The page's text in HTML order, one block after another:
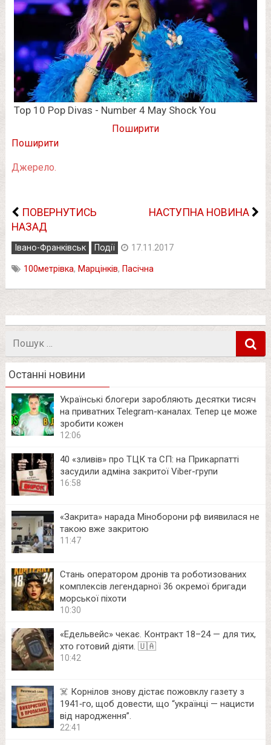
Поширити
Поширити
Джерело.
ПОВЕРНУТИСЬ
НАЗАД
НАСТУПНА НОВИНА
Івано-Франківськ Події 17.11.2017
100метрівка, Марцінків, Пасічна
Пошук
Останні новини
Українські блогери заробляють десятки тисяч
на приватних Telegram-каналах. Тепер це може
зробити кожен
12:06
40 «зливів» про ТЦК та СП: на Прикарпатті
засудили адміна закритої Viber-групи
16:58
«Закрита» нарада Міноборони рф виявилася не
такою вже закритою
11:47
Стань оператором дронів та роботизованих
комплексів легендарної 36 окремої бригади
морської піхоти
10:30
«Едельвейс» чекає. Контракт 18–24 — для тих,
хто готовий діяти. 🇺🇦
10:42
☠️ Корнілов знову дістає пожовклу газету з
1941‑го, щоб довести, що “українці — нацисти
від народження”.
22:41